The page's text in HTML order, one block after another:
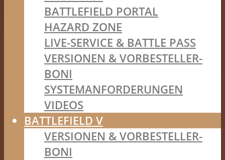
BATTLEFIELD PORTAL
HAZARD ZONE
LIVE-SERVICE & BATTLE PASS
VERSIONEN & VORBESTELLER-
BONI
SYSTEMANFORDERUNGEN
VIDEOS
BATTLEFIELD V
VERSIONEN & VORBESTELLER-
BONI